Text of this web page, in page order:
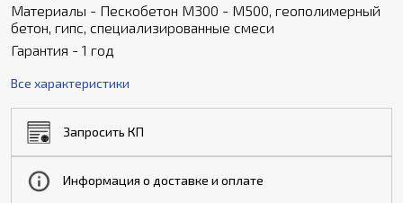
Материалы - Пескобетон М300 - М500, геополимерный
бетон, гипс, специализированные смеси
Гарантия - 1 год
Все характеристики
Запросить КП
Информация о доставке и оплате